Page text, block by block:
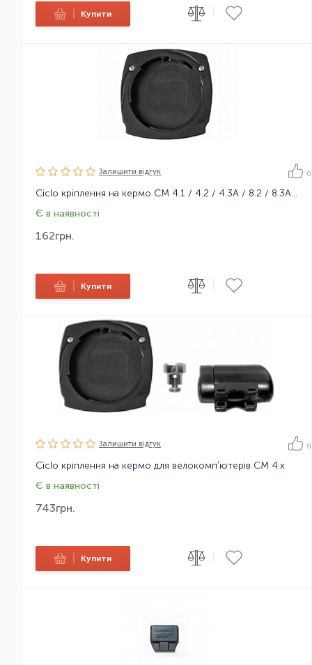
Купити
Залишити вiдгук 0
Ciclo кріплення на кермо CM 4.1 / 4.2 / 4.3A / 8.2 / 8.3A / 9.x
Є в наявності
162грн.
Купити
Залишити вiдгук 0
Ciclo кріплення на кермо для велокомп'ютерів CM 4.x
Є в наявності
743грн.
Купити